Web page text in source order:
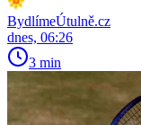
BydlímeÚtulně.cz
dnes, 06:26
3 min